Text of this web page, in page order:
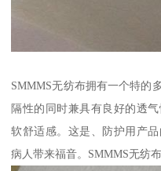
SMMMS无纺布拥有一个特的
隔性的同时兼具有良好的透
软舒适感。这是、防护用产
病人带来福音。SMMMS无纺